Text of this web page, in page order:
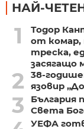
НАЙ-
1
Тодор
от комар,
треска,
засягащо
2
38-
язовир
3
България
Света
УЕФА